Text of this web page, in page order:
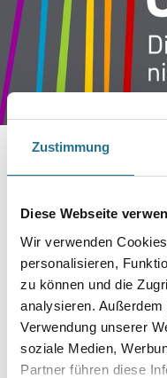
Zustimmung
Diese Webseite
Wir verwenden
personalisieren,
zu können und die
analysieren.
Verwendung unserer
soziale Medien,
Partner führen diese
IST
Keine Sorge, wir
werden das Problem
Erkunden Sie in der
und
ZURÜCK